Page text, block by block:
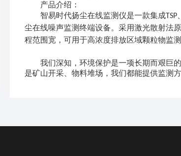
产品介绍：
智易时代扬尘在线监测仪是一款集成 TSP
尘在线噪声监测终端设备。采用激光散射法
程范围宽，可用于高浓度排放区域颗粒物监
我们深知，‌环境保护是一项长期而艰巨
是矿山开采、‌物料堆场，‌我们都能提供监测